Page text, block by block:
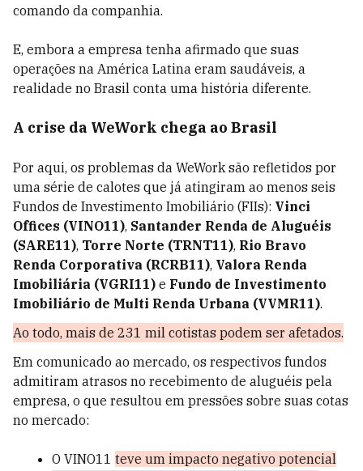
comando da companhia.
E, embora a empresa tenha afirmado que suas
operações na América Latina eram saudáveis, a
realidade no Brasil conta uma história diferente.
A crise da WeWork chega ao Brasil
Por aqui, os problemas da WeWork são refletidos por
uma série de calotes que já atingiram ao menos seis
Fundos de Investimento Imobiliário (FIIs): Vinci
Offices (VINO11), Santander Renda de Aluguéis
(SARE11), Torre Norte (TRNT11), Rio Bravo
Renda Corporativa (RCRB11), Valora Renda
Imobiliária (VGRI11) e Fundo de Investimento
Imobiliário de Multi Renda Urbana (VVMR11).
Ao todo, mais de 231 mil cotistas podem ser afetados.
Em comunicado ao mercado, os respectivos fundos
admitiram atrasos no recebimento de aluguéis pela
empresa, o que resultou em pressões sobre suas cotas
no mercado:
O VINO11 teve um impacto negativo potencial